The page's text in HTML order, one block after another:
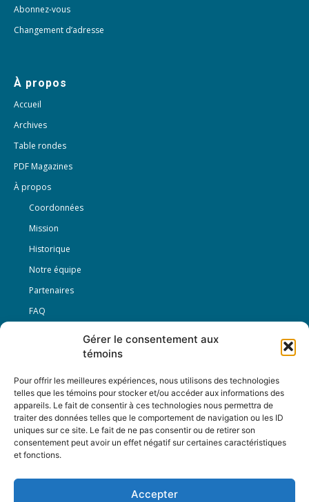
Gérer le consentement aux
témoins
Pour offrir les meilleures expériences, nous utilisons des technologies
telles que les témoins pour stocker et/ou accéder aux informations des
appareils. Le fait de consentir à ces technologies nous permettra de
traiter des données telles que le comportement de navigation ou les ID
uniques sur ce site. Le fait de ne pas consentir ou de retirer son
consentement peut avoir un effet négatif sur certaines caractéristiques
et fonctions.
Accepter
Abonnez-vous
Changement d’adresse
À propos
Accueil
Archives
Table rondes
PDF Magazines
À propos
Coordonnées
Mission
Historique
Notre équipe
Partenaires
FAQ
Conditions générales
Nous Suivre
Contactez-nous :